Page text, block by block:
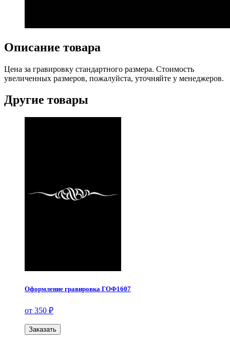
Описание товара
Цена за гравировку стандартного размера. Стоимость
увеличенных размеров, пожалуйста, уточняйте у менеджеров.
Другие товары
Оформление гравировка ГОФ1607
от 350 ₽
Заказать